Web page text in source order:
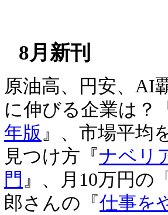
8月新刊
原油高、円安、
激動の時代に伸び
『図解！業界地図
版』、市場平均を
万％銘柄の見つけ
資入門』、月10万